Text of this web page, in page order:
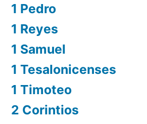
1 Pedro
1 Reyes
1 Samuel
1 Tesalonicenses
1 Timoteo
2 Corintios